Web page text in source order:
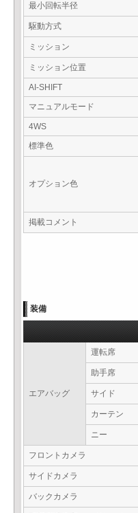
最小回転半径
駆動方式
ミッション
ミッション位置
AI-SHIFT
マニュアルモード
4WS
標準色
オプション色
掲載コメント
装備
エアバッグ
運転席
助手席
サイド
カーテン
ニー
フロントカメラ
サイドカメラ
バックカメラ